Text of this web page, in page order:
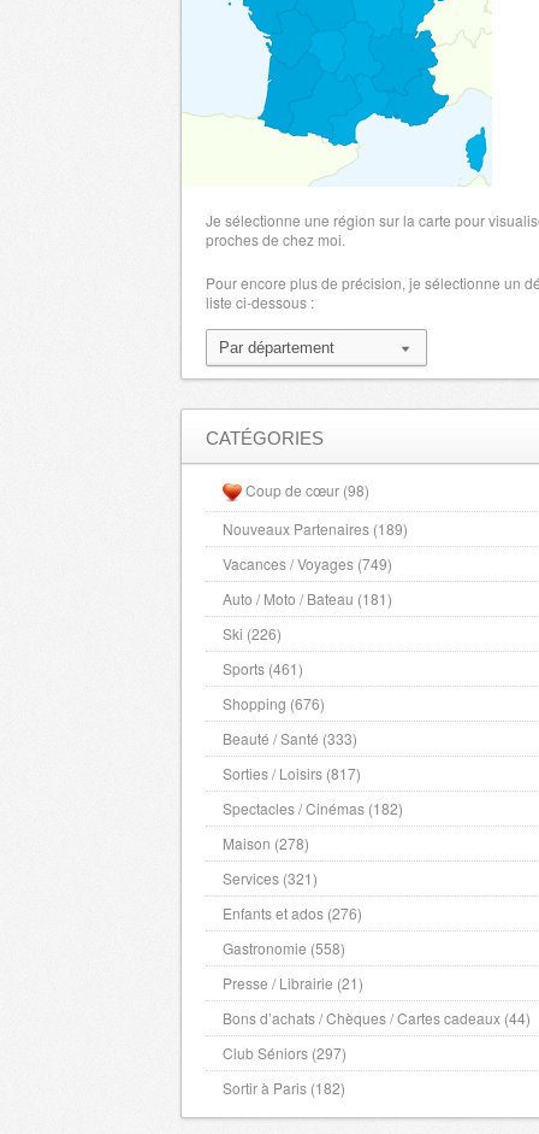
Loire
Haute Loire - 43000 , (fr)
Manche - 50000 , (fr)
Marne - 51000 , (fr)
Haute Marne - 52000 , (fr)
- 53000 , (fr)
Meuse - 55000 , (fr)
Morbihan
Moselle - 57000 , (fr)
Nievre - 58000 , (fr)
Nord - 59000 , (fr)
Oise
Orne - 61000 , (fr)
Pas de Calais - 62000 , (fr)
Puy de Dome - 63000 , (fr)
Pyrenees Atlantiques - 64000 , (fr)
Hautes Pyrenees - 65000 , (fr)
Pyrenees Orientales - 66000 , (fr)
Paris - 75000 , (fr)
Seine Maritime
Seine et Marne
Yvelines - 78000 , (fr)
Deux Sevres - 79000 , (fr)
Somme - 80000 , (fr)
Tarn - 81000 , (fr)
Tarn et Garonne - 82000 , (fr)
Var - 83000 , (fr)
Vaucluse - 84000 , (fr)
Essonne - 91000 , (fr)
Hauts de Seine - 92000 , (fr)
Seine St Denis - 93000 , (fr)
Val de Marne - 94000 , (fr)
Val D'Oise - 95000 , (fr)
Je sélectionne une région sur la carte pour
proches de chez moi.
Pour encore plus de précision, je sélectionne un
liste ci-dessous :
CATÉGORIES
Coup de cœur (98)
Nouveaux Partenaires (189)
Vacances / Voyages (749)
Auto / Moto / Bateau (181)
Ski (226)
Sports (461)
Shopping (676)
Beauté / Santé (333)
Sorties / Loisirs (817)
Spectacles / Cinémas (182)
Maison (278)
Services (321)
Enfants et ados (276)
Gastronomie (558)
Presse / Librairie (21)
Bons d’achats / Chèques / Cartes cadeaux (44)
Club Séniors (297)
Sortir à Paris (182)